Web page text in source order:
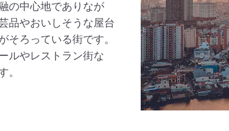
の中心地でありなが
品やおいしそうな屋台
そろっている街です。
ルやレストラン街な
。